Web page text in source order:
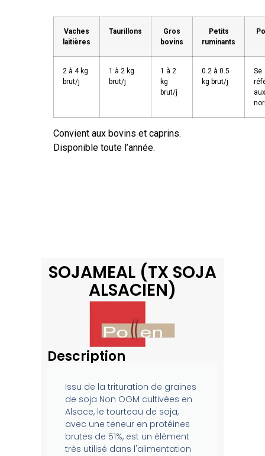
Vaches
laitières
Taurillons
Gros
bovins
Petits
ruminants
2 à 4 kg
brut/j
1 à 2 kg
brut/j
1 à 2
kg
brut/j
0.2 à 0.5
kg brut/j
Se
aux
Convient aux bovins et caprins.
Disponible toute l’année.
SOJAMEAL (TX SOJA
ALSACIEN)
Description
Issu de la trituration de graines
de soja Non OGM cultivées en
Alsace, le tourteau de soja,
avec une teneur en protéines
brutes de 51%, est un élément
très utilisé dans l'alimentation